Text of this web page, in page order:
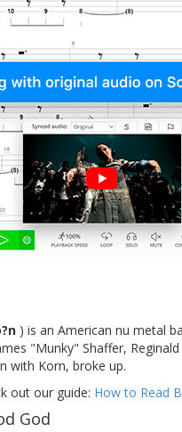
) is an American nu metal
"Munky" Shaffer,
with Korn, broke up.
out our guide: How to Read
God